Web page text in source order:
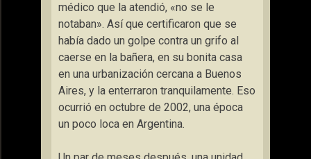
médico que la atendió, «no se le
notaban». Así que certificaron que se
había dado un golpe contra un grifo al
caerse en la bañera, en su bonita casa
en una urbanización cercana a Buenos
Aires, y la enterraron tranquilamente. Eso
ocurrió en octubre de 2002, una época
un poco loca en Argentina.